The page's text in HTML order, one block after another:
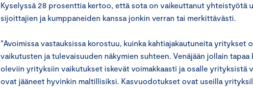
Kyselyssä 28 prosenttia kertoo, että sota on vaikeuttanut yhteistyötä
sijoittajien ja kumppaneiden kanssa jonkin verran tai merkittävästi.
”Avoimissa vastauksissa korostuu, kuinka kahtiajakautuneita yritykset
vaikutusten ja tulevaisuuden näkymien suhteen. Venäjään jollain tapaa
oleviin yrityksiin vaikutukset iskevät voimakkaasti ja osalle yrityksistä
ovat jääneet hyvinkin maltillisiksi. Kasvuodotukset ovat useilla